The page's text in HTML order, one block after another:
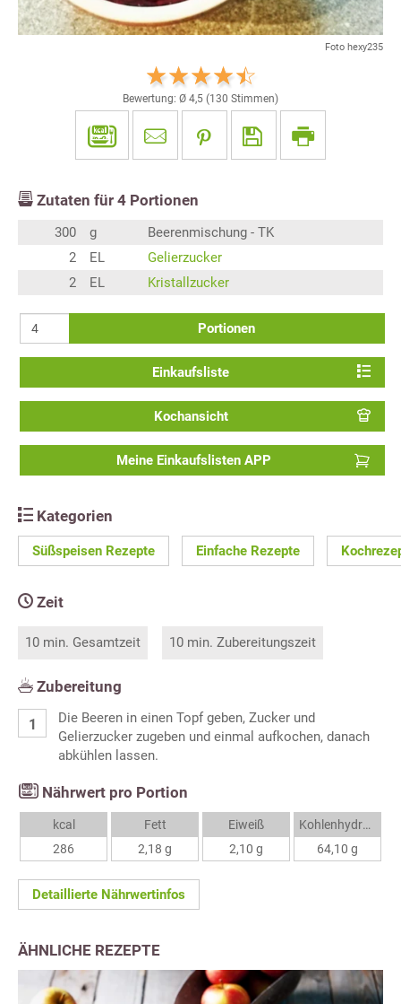
Foto hexy235
Bewertung: Ø 4,5 (130 Stimmen)
Zutaten für 4 Portionen
300 g
Beerenmischung - TK
2
EL
Gelierzucker
2
EL Kristallzucker
Portionen
Einkaufsliste
Kochansicht
Meine Einkaufslisten APP
Kategorien
Süßspeisen Rezepte Einfache Rezepte
Zeit
10 min. Gesamtzeit 10 min. Zubereitungszeit
Zubereitung
Die Beeren in einen Topf geben, Zucker und
Gelierzucker zugeben und einmal aufkochen, danach
abkühlen lassen.
Nährwert pro Portion
kcal
286
Fett
2,18 g
Eiweiß
2,10 g
Kohlenhydrate
64,10 g
Detaillierte Nährwertinfos
ÄHNLICHE REZEPTE